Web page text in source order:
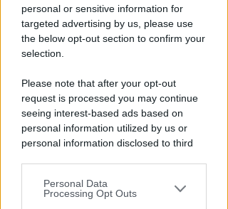
personal or sensitive information for
targeted advertising by us, please use
the below opt-out section to confirm your
selection.
Please note that after your opt-out
request is processed you may continue
seeing interest-based ads based on
personal information utilized by us or
personal information disclosed to third
You may separately opt-out of the further
disclosure of your personal information
Personal Data
Processing Opt Outs
diLamberto Abbati
Allarme infortuni sul lavoro a